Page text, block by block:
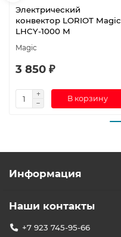
Электрический
конвектор LORIOT Magic
LHCY-1000 М
Magic
3 850 ₽
В корзину
Информация
Наши контакты
+7 923 745-95-66